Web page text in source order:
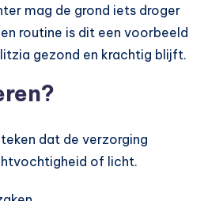
mag de grond iets droger
routine is dit een voorbeeld
gezond en krachtig blijft.
dat de verzorging
of licht.